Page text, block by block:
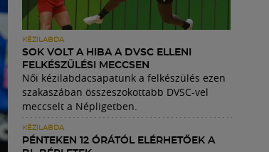
KÉZILABDA
SOK VOLT A HIBA A DVSC ELLENI
FELKÉSZÜLÉSI MECCSEN
Női kézilabdacsapatunk a felkészülés ezen
szakaszában összeszokottabb DVSC-vel
meccselt a Népligetben.
KÉZILABDA
PÉNTEKEN 12 ÓRÁTÓL ELÉRHETŐEK A